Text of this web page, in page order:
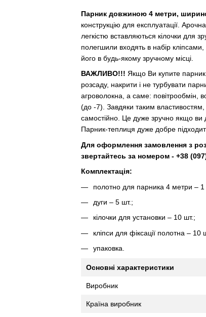
Парник довжиною 4 метри,
конструкцію для експлуатації.
легкістю вставляються кілочки для
полегшили входять в набір кліпсами,
його в будь-якому зручному місці.
ВАЖЛИВО!!! Якщо Ви купите
розсаду, накрити і не турбувати
агроволокна, а саме: повітрообмін,
(до -7). Завдяки таким
самостійно. Це дуже зручно якщо ви
Парник-теплиця дуже добре
Для оформлення замовлення з
звертайтесь за номером - +38
Комплектація:
полотно для парника 4 метри – 1
дуги – 5 шт.;
кілочки для установки – 10 шт.;
кліпси для фіксації полотна – 10
упаковка.
Основні характеристики
Виробник
Країна виробник